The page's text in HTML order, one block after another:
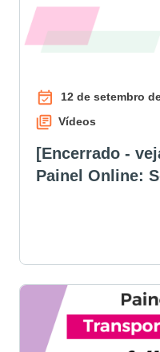
12 de setembro
Vídeos
[Encerrado -
Painel Online: